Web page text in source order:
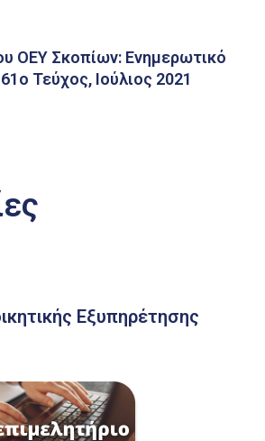
ΟΕΥ Σκοπίων: Ενημερωτικό
Τεύχος, Ιούλιος 2021
Εξυπηρέτησης